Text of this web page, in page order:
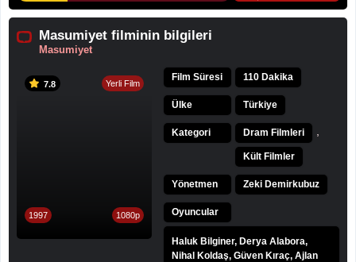
Masumiyet filminin bilgileri
Masumiyet
7.8 Yerli Film
1997 1080p
Film Süresi 110 Dakika
Ülke Türkiye
Kategori Dram Filmleri
Kült Filmler
Yönetmen Zeki Demirkubuz
Oyuncular
Haluk Bilginer, Derya Alabora,
Nihal Koldaş, Güven Kıraç, Ajlan